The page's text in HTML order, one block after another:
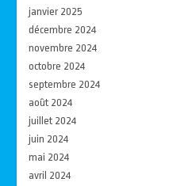
janvier 2025
décembre 2024
novembre 2024
octobre 2024
septembre 2024
août 2024
juillet 2024
juin 2024
mai 2024
avril 2024